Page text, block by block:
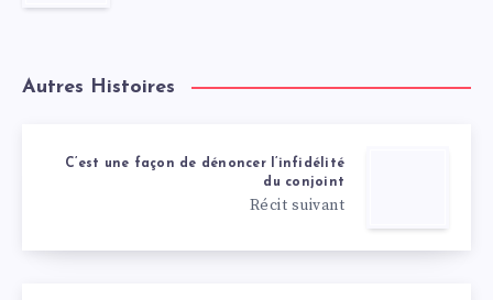
Autres Histoires
C’est une façon de dénoncer l’infidélité
du conjoint
Récit suivant